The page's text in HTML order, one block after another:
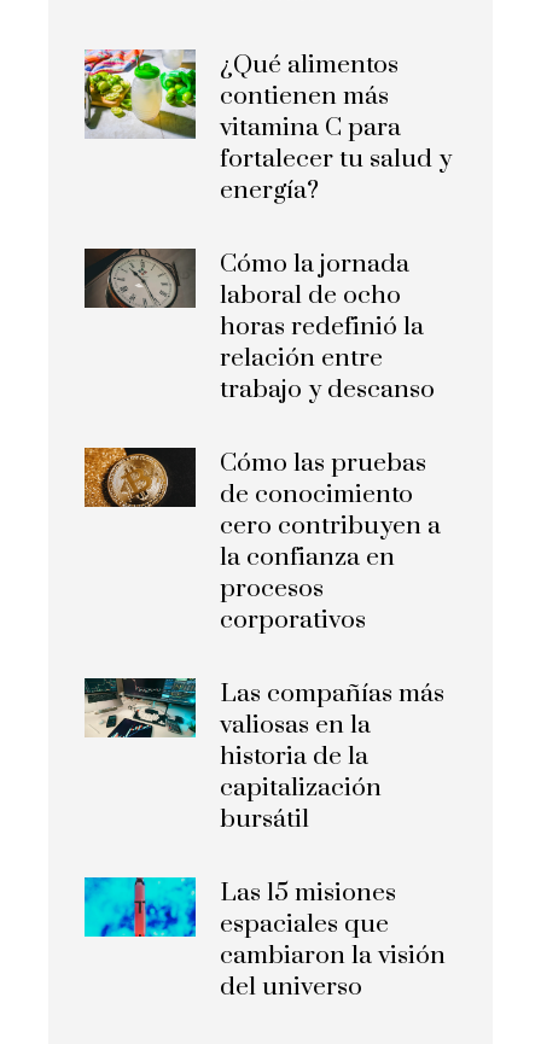
¿Qué alimentos
contienen más
vitamina C para
fortalecer tu salud y
energía?
Cómo la jornada
laboral de ocho
horas redefinió la
relación entre
trabajo y descanso
Cómo las pruebas
de conocimiento
cero contribuyen a
la confianza en
procesos
corporativos
Las compañías más
valiosas en la
historia de la
capitalización
bursátil
Las 15 misiones
espaciales que
cambiaron la visión
del universo